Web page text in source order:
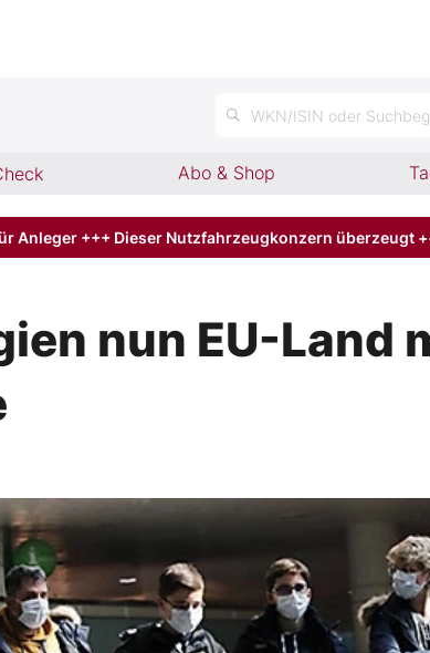
WKN/ISIN oder
Abo & Shop
Anleger +++ Dieser Nutzfahrzeugkonzern überzeugt
nun EU-Land